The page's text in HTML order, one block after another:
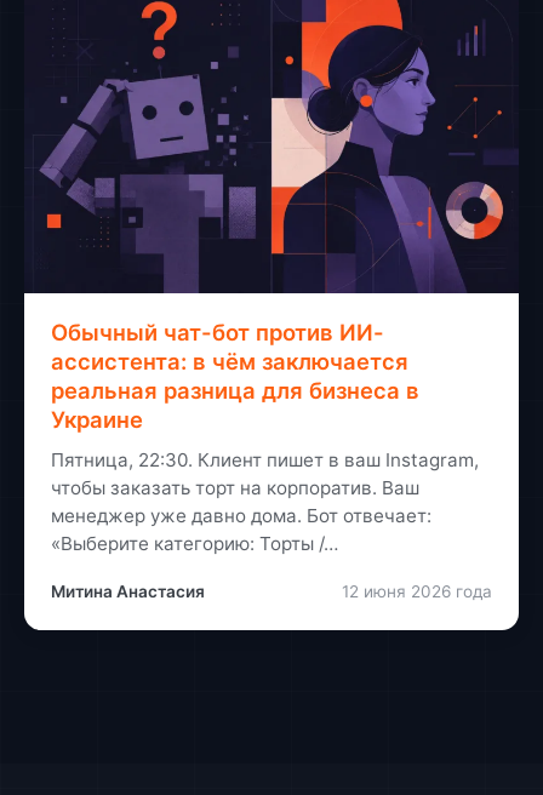
Обычный чат-бот против ИИ-
ассистента: в чём заключается
реальная разница для бизнеса в
Украине
Пятница, 22:30. Клиент пишет в ваш Instagram,
чтобы заказать торт на корпоратив. Ваш
менеджер уже давно дома. Бот отвечает:
«Выберите категорию: Торты /…
Митина Анастасия 12 июня 2026 года